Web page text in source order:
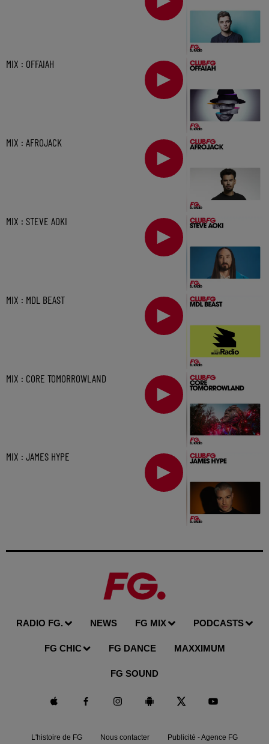
MIX : OFFAIAH
MIX : AFROJACK
MIX : STEVE AOKI
MIX : MDL BEAST
MIX : CORE TOMORROWLAND
MIX : JAMES HYPE
RADIO FG. NEWS FG MIX PODCASTS
FG CHIC FG DANCE MAXXIMUM
FG SOUND
L'histoire de FG Nous contacter Publicité - Agence FG